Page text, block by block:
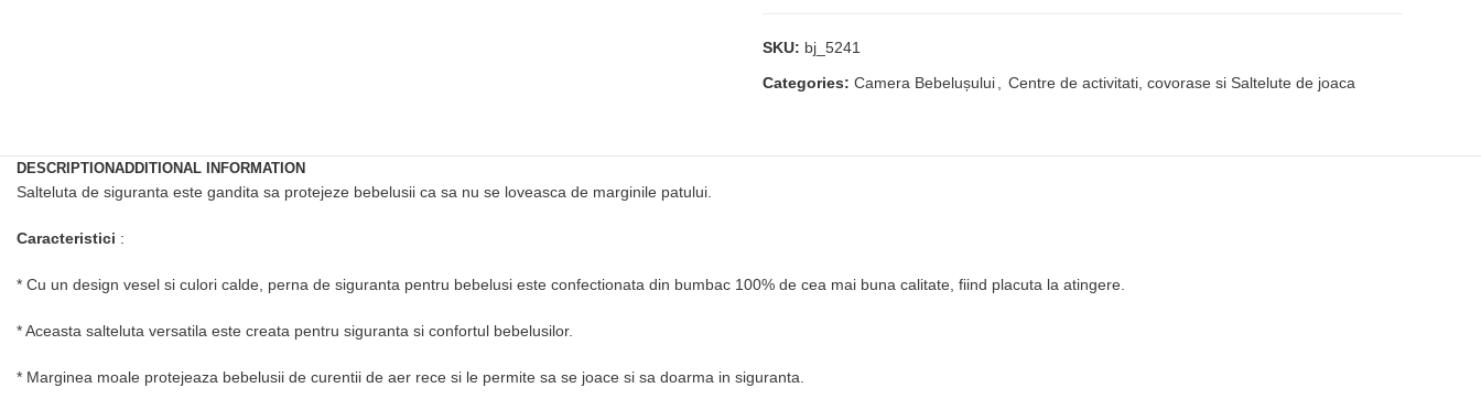
SKU: bj_5241
Categories: Camera Bebelușului Centre de activitati, covorase si Saltelute de joaca
DESCRIPTIONADDITIONAL INFORMATION
Salteluta de siguranta este gandita sa protejeze bebelusii ca sa nu se loveasca de marginile patului.
Caracteristici :
* Cu un design vesel si culori calde, perna de siguranta pentru bebelusi este confectionata din bumbac 100% de cea mai buna calitate, fiind placuta la atingere.
* Aceasta salteluta versatila este creata pentru siguranta si confortul bebelusilor.
* Marginea moale protejeaza bebelusii de curentii de aer rece si le permite sa se joace si sa doarma in siguranta.